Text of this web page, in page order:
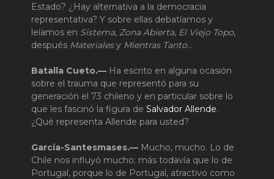
Estado? ¿Hay alternativa a la democracia
representativa? Y sobre ellas debatíamos y
leíamos en Sistema, Zona Abierta, El Viejo Topo,
después Materialesy Mientras Tanto…
Batalla Cueto.— Ha escrito en alguna ocasión
sobre el trauma que representó para su
generación el 73 chileno y en particular sobre lo
que les fascinó la figura de Salvador Allende.
¿Qué representa Allende para usted?
García-Santesmases.— Mucho, mucho. Lo de
Chile nos influyó mucho; más todavía que lo de
Portugal, porque lo de Portugal, atractivo como